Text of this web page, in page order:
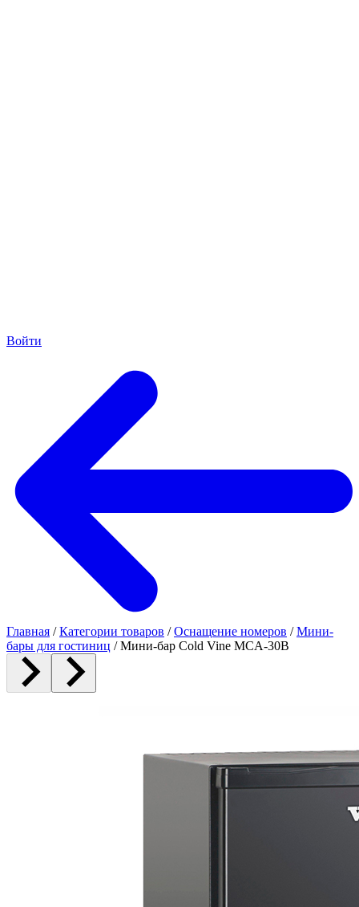
Войти
Главная / Категории товаров / Оснащение номеров / Мини-
бары для гостиниц / Мини-бар Cold Vine MCA-30B